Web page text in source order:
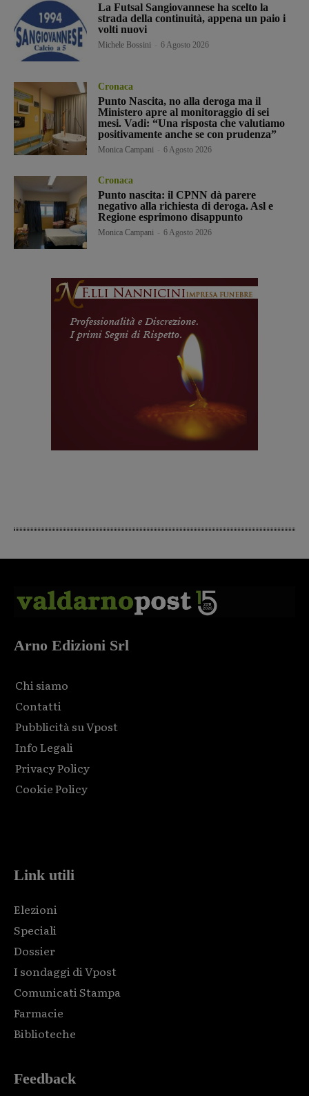
La Futsal Sangiovannese ha scelto la
strada della continuità, appena un paio i
volti nuovi
Michele Bossini 6 Agosto 2026
Cronaca
Punto Nascita, no alla deroga ma il
Ministero apre al monitoraggio di sei
mesi. Vadi: “Una risposta che valutiamo
positivamente anche se con prudenza”
Monica Campani 6 Agosto 2026
Cronaca
Punto nascita: il CPNN dà parere
negativo alla richiesta di deroga. Asl e
Regione esprimono disappunto
Monica Campani 6 Agosto 2026
Arno Edizioni Srl
Chi siamo
Contatti
Pubblicità su Vpost
Info Legali
Privacy Policy
Cookie Policy
Link utili
Elezioni
Speciali
Dossier
I sondaggi di Vpost
Comunicati Stampa
Farmacie
Biblioteche
Feedback